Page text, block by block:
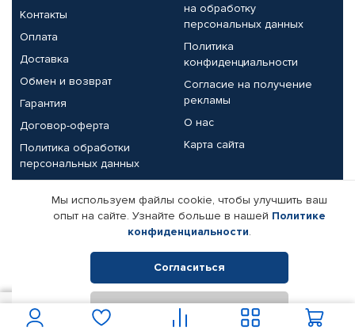
Контакты
Оплата
Доставка
Обмен и возврат
Гарантия
Договор-оферта
Политика обработки
персональных данных
на обработку
персональных данных
Политика
конфиденциальности
Согласие на получение
рекламы
О нас
Карта сайта
Партнерам
Корпоративным клиентам
Поставщикам
Реквизиты компании
© КАМАЗ ЦЕНТР ДОНЕЦК, 2015-2026. Все права защищены.
Интернет-магазин автомобильных товаров Автопрофи.
Мы используем файлы cookie, чтобы улучшить ваш
опыт на сайте. Узнайте больше в нашей Политике
конфиденциальности.
Согласиться
Отклонить
В корзину